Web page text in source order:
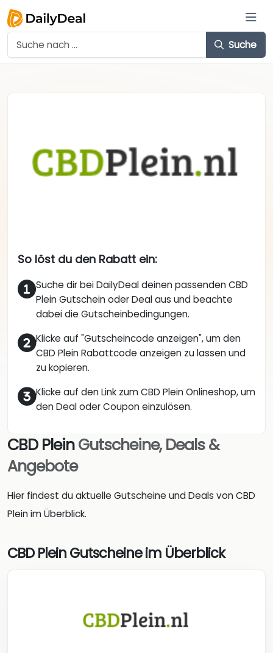
Suche
So löst du den Rabatt ein:
Suche dir bei DailyDeal deinen passenden CBD
Plein Gutschein oder Deal aus und beachte
dabei die Gutscheinbedingungen.
Klicke auf "Gutscheincode anzeigen", um den
CBD Plein Rabattcode anzeigen zu lassen und
zu kopieren.
Klicke auf den Link zum CBD Plein Onlineshop, um
den Deal oder Coupon einzulösen.
CBD PleinGutscheine, Deals &
Angebote
Hier findest du aktuelle Gutscheine und Deals von CBD
Plein im Überblick.
CBD Plein Gutscheine im Überblick